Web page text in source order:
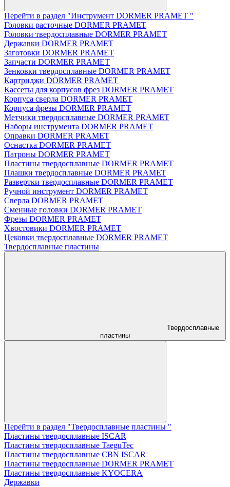
Перейти в раздел "Инструмент DORMER PRAMET "
Головки расточные DORMER PRAMET
Головки твердосплавные DORMER PRAMET
Державки DORMER PRAMET
Заготовки DORMER PRAMET
Запчасти DORMER PRAMET
Зенковки твердосплавные DORMER PRAMET
Картриджи DORMER PRAMET
Кассеты для корпусов фрез DORMER PRAMET
Корпуса сверла DORMER PRAMET
Корпуса фрезы DORMER PRAMET
Метчики твердосплавные DORMER PRAMET
Наборы инструмента DORMER PRAMET
Оправки DORMER PRAMET
Оснастка DORMER PRAMET
Патроны DORMER PRAMET
Пластины твердосплавные DORMER PRAMET
Плашки твердосплавные DORMER PRAMET
Развертки твердосплавные DORMER PRAMET
Ручной инструмент DORMER PRAMET
Сверла DORMER PRAMET
Сменные головки DORMER PRAMET
Фрезы DORMER PRAMET
Хвостовики DORMER PRAMET
Цековки твердосплавные DORMER PRAMET
Твердосплавные пластины
Твердосплавные
пластины
Перейти в раздел "Твердосплавные пластины "
Пластины твердосплавные ISCAR
Пластины твердосплавные TaeguTec
Пластины твердосплавные CBN ISCAR
Пластины твердосплавные DORMER PRAMET
Пластины твердосплавные KYOCERA
Державки